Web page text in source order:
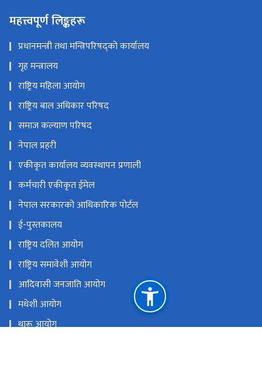
महत्त्वपूर्ण लिङ्कहरू
प्रधानमन्त्री तथा मन्त्रिपरिषद्को कार्यालय
गृह मन्त्रालय
राष्ट्रिय महिला आयोग
राष्ट्रिय बाल अधिकार परिषद
समाज कल्याण परिषद
नेपाल प्रहरी
एकीकृत कार्यालय व्यवस्थापन प्रणाली
कर्मचारी एकीकृत ईमेल
नेपाल सरकारको आधिकारिक पोर्टल
ई-पुस्तकालय
राष्ट्रिय दलित आयोग
राष्ट्रिय समावेशी आयोग
आदिवासी जनजाति आयोग
मधेशी आयोग
थारू आयोग